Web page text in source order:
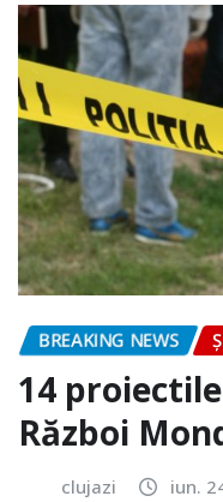
BREAKING NEWS
14
Război
clujazi iun.